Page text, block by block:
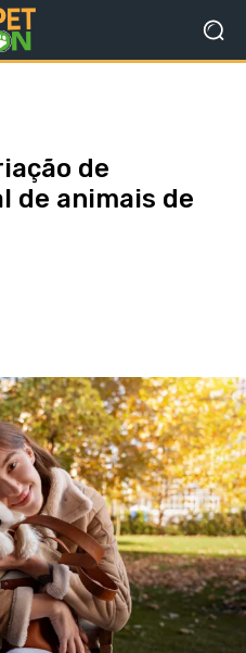
de
de animais de